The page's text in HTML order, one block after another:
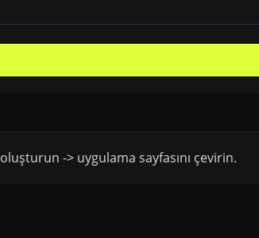
-> uygulama sayfasını çevirin.